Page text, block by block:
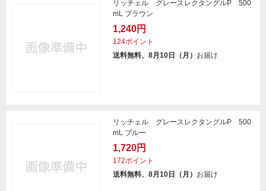
リッチェル グレースレクタングルP 500
mL ブラウン
1,240円
124ポイント
送料無料、8月10日（月） お届け
リッチェル グレースレクタングルP 500
mL ブルー
1,720円
172ポイント
送料無料、8月10日（月） お届け